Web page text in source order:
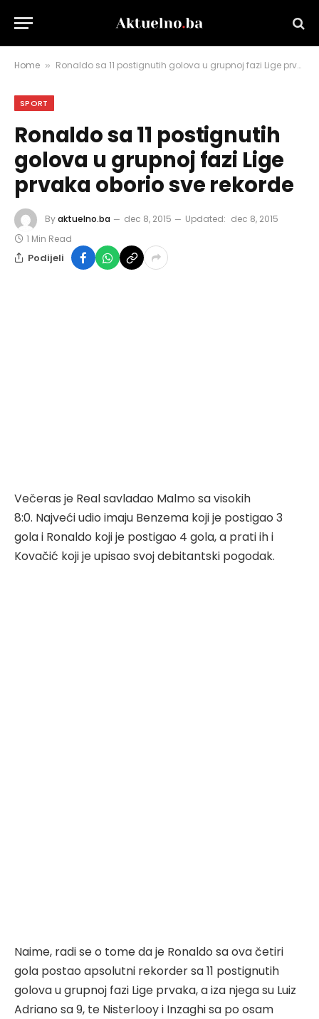
Home » Ronaldo sa 11 postignutih golova u grupnoj fazi Lige prvaka oborio sve rekorde
SPORT
Ronaldo sa 11 postignutih
golova u grupnoj fazi Lige
prvaka oborio sve rekorde
Byaktuelno.ba dec 8, 2015 Updated: dec 8, 2015
1 Min Read
Podijeli
Večeras je Real savladao Malmo sa visokih
8:0. Najveći udio imaju Benzema koji je postigao 3
gola i Ronaldo koji je postigao 4 gola, a prati ih i
Kovačić koji je upisao svoj debitantski pogodak.
Naime, radi se o tome da je Ronaldo sa ova četiri
gola postao apsolutni rekorder sa 11 postignutih
golova u grupnoj fazi Lige prvaka, a iza njega su Luiz
Adriano sa 9, te Nisterlooy i Inzaghi sa po osam